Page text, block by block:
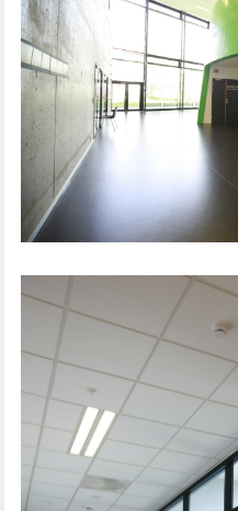
NORDAHL GRIEG